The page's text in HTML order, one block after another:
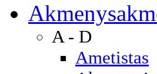
Akmenys
A - D
Ametistas